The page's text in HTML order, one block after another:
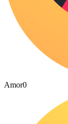
Amor0